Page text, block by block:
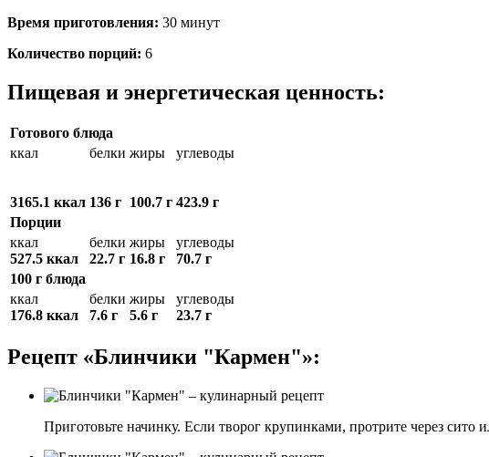
Время приготовления: 30 минут
Количество порций: 6
Пищевая и энергетическая ценность:
Готового блюда
ккал
3165.1 ккал
белки
136 г
жиры
100.7 г
углеводы
423.9 г
Порции
ккал
527.5 ккал
белки
22.7 г
жиры
16.8 г
углеводы
70.7 г
100 г блюда
ккал
176.8 ккал
белки
7.6 г
жиры
5.6 г
углеводы
23.7 г
Рецепт «Блинчики "Кармен"»:
Приготовьте начинку. Если творог крупинками, протрите через